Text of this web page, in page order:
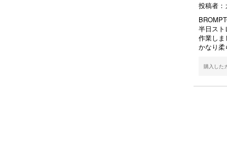
投稿者
半日ス
作業しま
かなり
購入した